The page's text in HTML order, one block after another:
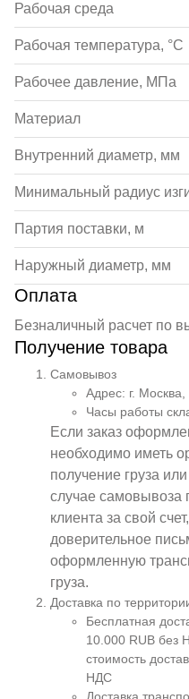
Рабочая среда
Рабочая температура, °С
Рабочее давление, МПа
Материал
Внутренний диаметр, мм
Минимальный радиус
Партия поставки, м
Наружный диаметр, мм
Оплата
Безналичный расчет по
Получение товара
Самовывоз
Адрес: г. Москва,
Часы работы
Если заказ
необходимо иметь
получение груза
случае самовывоза
клиента за свой
доверительное
оформленную
груза.
Доставка по
Бесплатная
10.000 RUB без
стоимость
НДС